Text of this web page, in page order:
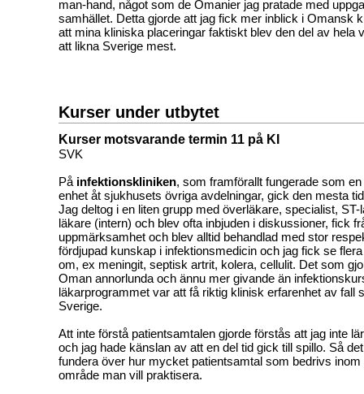
man-hand, något som de Omanier jag pratade med
samhället. Detta gjorde att jag fick mer inblick i Omansk
att mina kliniska placeringar faktiskt blev den del av hela
att likna Sverige mest.
Kurser under utbytet
Kurser motsvarande termin 11 på KI
SVK
På infektionskliniken, som framförallt fungerade som
enhet åt sjukhusets övriga avdelningar, gick den mesta
Jag deltog i en liten grupp med överläkare, specialist, ST-
läkare (intern) och blev ofta inbjuden i diskussioner, fick
uppmärksamhet och blev alltid behandlad med stor
fördjupad kunskap i infektionsmedicin och jag fick se
om, ex meningit, septisk artrit, kolera, cellulit. Det som
Oman annorlunda och ännu mer givande än
läkarprogrammet var att få riktig klinisk erfarenhet av fall
Sverige.
Att inte förstå patientsamtalen gjorde förstås att jag inte
och jag hade känslan av att en del tid gick till spillo. Så
fundera över hur mycket patientsamtal som bedrivs
område man vill praktisera.